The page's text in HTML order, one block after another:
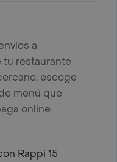
a
tu restaurante
escoge
menú que
online
Rappi 15